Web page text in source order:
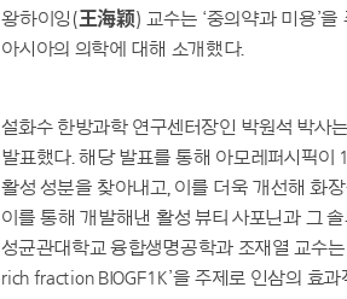
왕하이잉(王海颖) 교수는 ‘중의약과 미용’
아시아의 의학에 대해 소개했다.
설화수 한방과학 연구센터장인 박원석 박사
발표했다. 해당 발표를 통해 아모레퍼시픽이
활성 성분을 찾아내고, 이를 더욱 개선해 화
이를 통해 개발해낸 활성 뷰티 사포닌과 그
성균관대학교 융합생명공학과 조재열 교수
rich fraction BIOGF1K’을 주제로 인삼의 효